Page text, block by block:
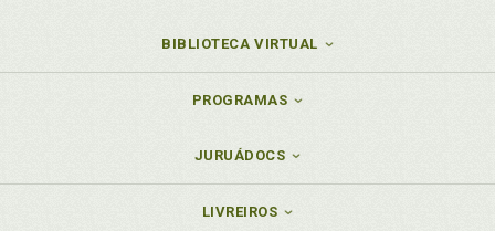
BIBLIOTECA VIRTUAL
PROGRAMAS
JURUÁDOCS
LIVREIROS